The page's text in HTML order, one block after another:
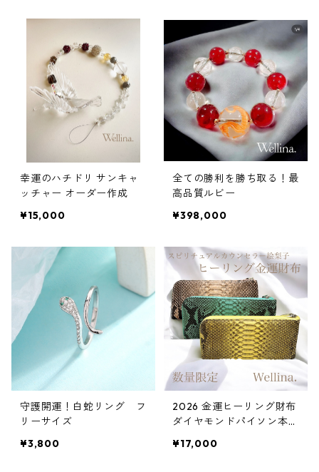
幸運のハチドリ サンキャ
ッチャー オーダー作成
¥15,000
全ての勝利を勝ち取る！最
高品質ルビー
¥398,000
守護開運！白蛇リング フ
リーサイズ
¥3,800
2026 金運ヒーリング財布
ダイヤモンドパイソン本
¥17,000